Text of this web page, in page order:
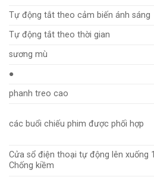
Tự động tắt theo cảm biến ánh sáng
Tự động tắt theo thời gian
sương mù
●
phanh treo cao
các buổi chiếu phim được phối hợp
Cửa sổ điện thoại tự động lên xuống 1
Chống kiềm